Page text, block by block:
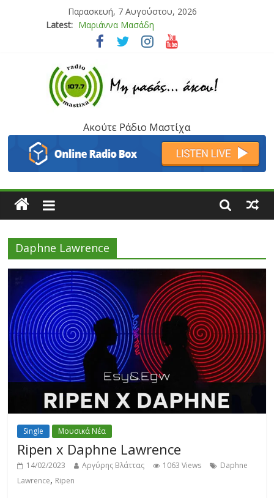
Παρασκευή, 7 Αυγούστου, 2026
Latest: Τάνια Μπρεάζου
Bliss
Μάνος Τρυπιάς & Γιώργος Στρατάκης
Ιορδάνης Αγαπητός
Μαριάννα Μασάδη
Ακούτε Ράδιο Μαστίχα
Daphne Lawrence
Single Μουσικά Νέα
Ripen x Daphne Lawrence
14/02/2023 Αργύρης Βλάττας 1063 Views
Daphne
Lawrence, Ripen